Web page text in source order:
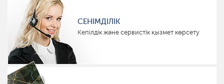
СЕНІМДІЛІК
Кепілдік және сервистік қызмет көрсету